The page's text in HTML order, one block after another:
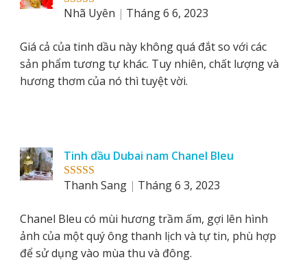
Rated5out
Nhã Uyên
Tháng 6 6, 2023
Giá cả của tinh dầu này không quá đắt so với các
sản phẩm tương tự khác. Tuy nhiên, chất lượng và
hương thơm của nó thì tuyệt vời.
Rated 5out
Tinh dầu Dubai nam Chanel Bleu
Thanh Sang
Tháng 6 3, 2023
Chanel Bleu có mùi hương trầm ấm, gợi lên hình
ảnh của một quý ông thanh lịch và tự tin, phù hợp
để sử dụng vào mùa thu và đông.